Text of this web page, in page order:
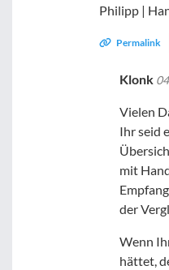
Philipp |
Permalink
Klonk
Vielen
Ihr seid
mit
der
Wenn
hättet,